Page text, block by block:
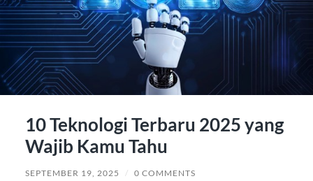
10 Teknologi Terbaru 2025 yang
Wajib Kamu Tahu
SEPTEMBER 19, 2025 / 0 COMMENTS